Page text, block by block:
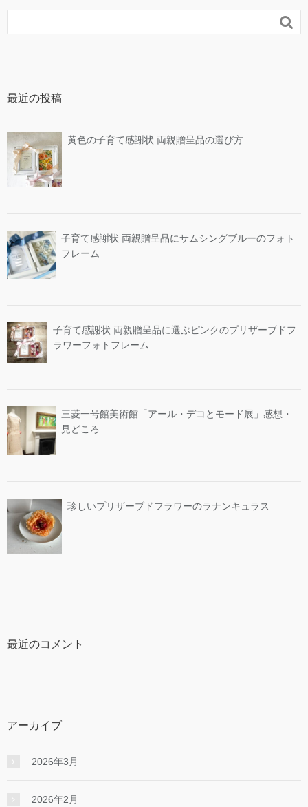

最近の投稿
黄色の子育て感謝状 両親贈呈品の選び方
子育て感謝状 両親贈呈品にサムシングブルーのフォト
フレーム
子育て感謝状 両親贈呈品に選ぶピンクのプリザーブドフ
ラワーフォトフレーム
三菱一号館美術館「アール・デコとモード展」感想・
見どころ
珍しいプリザーブドフラワーのラナンキュラス
最近のコメント
アーカイブ
2026年3月
2026年2月